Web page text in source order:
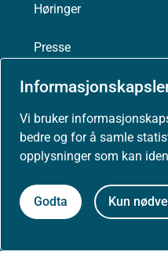
Vi bruker
bedre og for å samle
opplysninger som kan
Godta Kun
Høringer
Presse
Om nettstedet
Personvernerklæring